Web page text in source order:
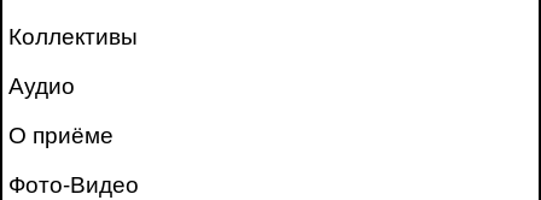
Коллективы
Аудио
О приёме
Фото-Видео